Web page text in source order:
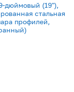
дюймовый (19"),
стальная
профилей,